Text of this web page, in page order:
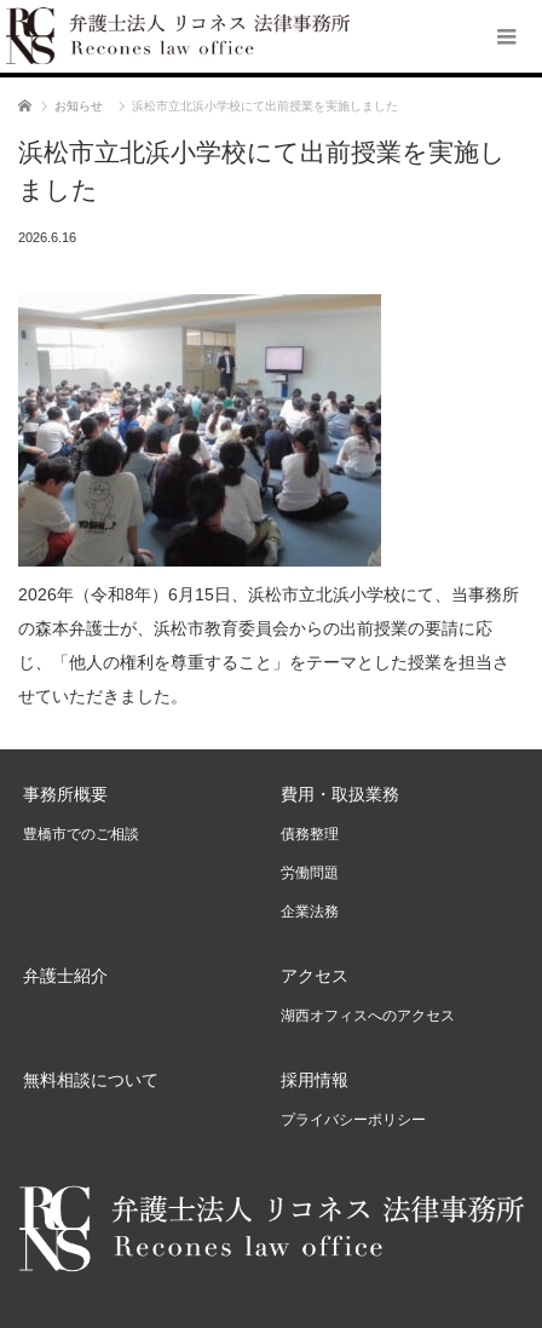
ホーム お知らせ 浜松市立北浜小学校にて出前授業を実施しました
浜松市立北浜小学校にて出前授業を実施し
ました
2026.6.16
2026年（令和8年）6月15日、浜松市立北浜小学校にて、当事務所
の森本弁護士が、浜松市教育委員会からの出前授業の要請に応
じ、「他人の権利を尊重すること」をテーマとした授業を担当さ
せていただきました。
事務所概要
豊橋市でのご相談
費用・取扱業務
債務整理
労働問題
企業法務
弁護士紹介 アクセス
湖西オフィスへのアクセス
無料相談について 採用情報
プライバシーポリシー